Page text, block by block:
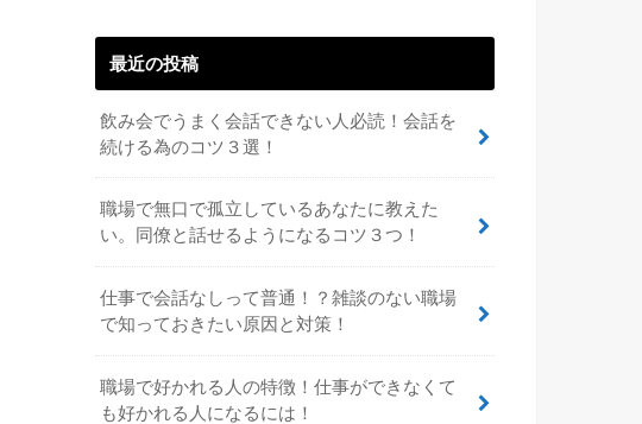
最近の投稿
飲み会でうまく会話できない人必読！会話を
続ける為のコツ３選！
職場で無口で孤立しているあなたに教えた
い。同僚と話せるようになるコツ３つ！
仕事で会話なしって普通！？雑談のない職場
で知っておきたい原因と対策！
職場で好かれる人の特徴！仕事ができなくて
も好かれる人になるには！